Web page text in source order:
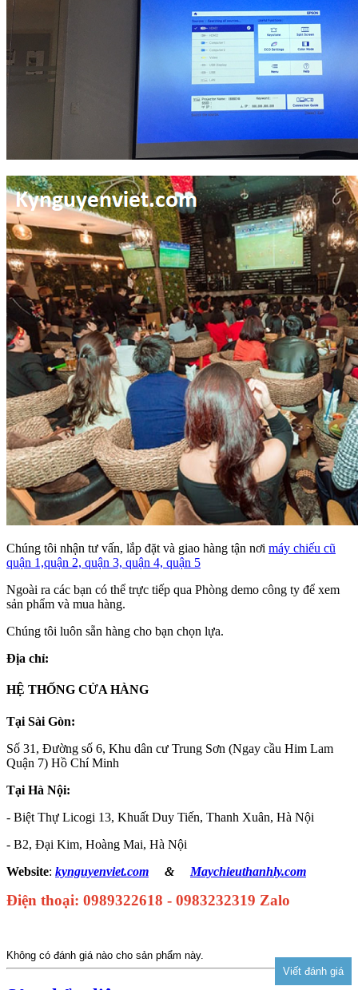
Chúng tôi nhận tư vấn, lắp đặt và giao hàng tận nơi máy chiếu cũ
quận 1,quận 2, quận 3, quận 4, quận 5
Ngoài ra các bạn có thể trực tiếp qua Phòng demo công ty để xem
sản phẩm và mua hàng.
Chúng tôi luôn sẵn hàng cho bạn chọn lựa.
Địa chỉ:
HỆ THỐNG CỬA HÀNG
Tại Sài Gòn:
Số 31, Đường số 6, Khu dân cư Trung Sơn (Ngay cầu Him Lam
Quận 7) Hồ Chí Minh
Tại Hà Nội:
- Biệt Thự Licogi 13, Khuất Duy Tiến, Thanh Xuân, Hà Nội
- B2, Đại Kim, Hoàng Mai, Hà Nội
Website: kynguyenviet.com & Maychieuthanhly.com
Điện thoại: 0989322618 - 0983232319 Zalo
Không có đánh giá nào cho sản phẩm này.